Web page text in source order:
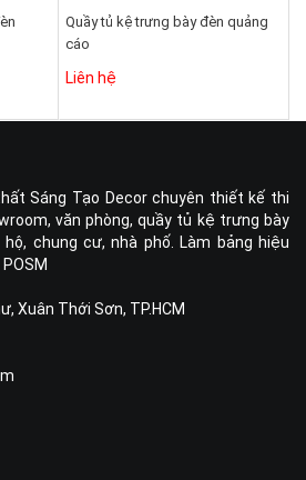
Quầy tủ kệ trưng bày đèn quảng
cáo
Liên hệ
Sáng Tạo Decor chuyên thiết kế thi
văn phòng, quầy tủ kệ trưng bày
chung cư, nhà phố. Làm bảng hiệu
Xuân Thới Sơn, TP.HCM